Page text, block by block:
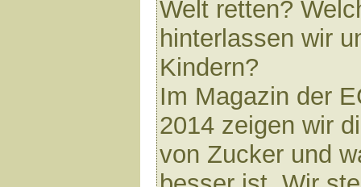
Welt retten?
hinterlassen wir
Kindern?
Im Magazin der
2014 zeigen wir
von Zucker und